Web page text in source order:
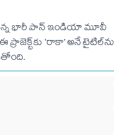
భారీ పాన్ ఇండియా మూవీ
‘రాకా’ అనే టైటిల్‌ను